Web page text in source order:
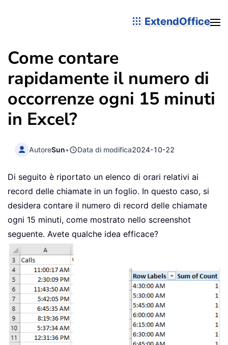
ExtendOffice
Come contare
rapidamente il numero di
occorrenze ogni 15 minuti
in Excel?
AutoreSun• Data di modifica2024-10-22
Di seguito è riportato un elenco di orari relativi ai
record delle chiamate in un foglio. In questo caso, si
desidera contare il numero di record delle chiamate
ogni 15 minuti, come mostrato nello screenshot
seguente. Avete qualche idea efficace?